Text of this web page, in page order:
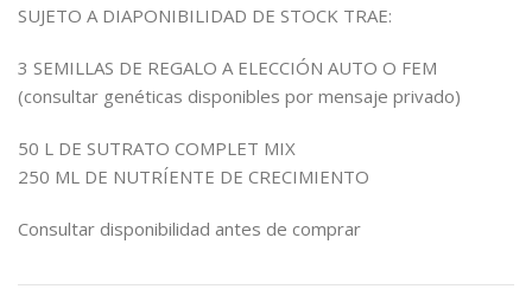
SUJETO A DIAPONIBILIDAD DE STOCK TRAE:
3 SEMILLAS DE REGALO A ELECCIÓN AUTO O FEM
(consultar genéticas disponibles por mensaje privado)
50 L DE SUTRATO COMPLET MIX
250 ML DE NUTRÍENTE DE CRECIMIENTO
Consultar disponibilidad antes de comprar